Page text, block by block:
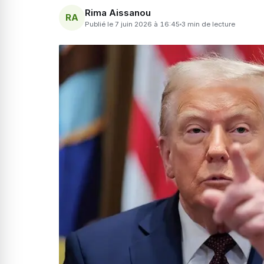
RA Rima Aissanou
Publié le 7 juin 2026 à 16:45 3 min de lecture